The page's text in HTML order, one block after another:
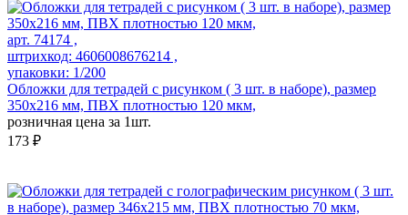
арт. 74174 ,
штрихкод: 4606008676214 ,
упаковки: 1/200
Обложки для тетрадей с рисунком ( 3 шт. в наборе), размер
350х216 мм, ПВХ плотностью 120 мкм,
розничная цена за 1шт.
173 ₽